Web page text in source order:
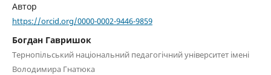
Автор
https://orcid.org/0000-0002-9446-9859
Богдан Гавришок
Тернопільський національний педагогічний університет імені
Володимира Гнатюка